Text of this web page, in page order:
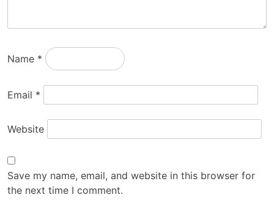
Name *
Email *
Website
Save my name, email, and website in this browser for
the next time I comment.